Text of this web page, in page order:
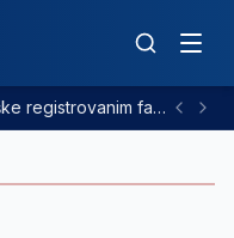
ZDK odobrio 2,38 miliona KM podrške registrovanim farmama goveda